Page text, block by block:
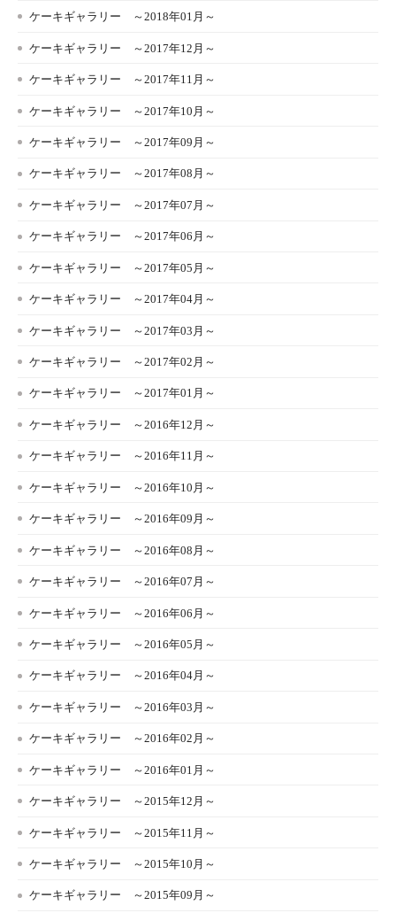
ケーキギャラリー ～2018年01月～
ケーキギャラリー ～2017年12月～
ケーキギャラリー ～2017年11月～
ケーキギャラリー ～2017年10月～
ケーキギャラリー ～2017年09月～
ケーキギャラリー ～2017年08月～
ケーキギャラリー ～2017年07月～
ケーキギャラリー ～2017年06月～
ケーキギャラリー ～2017年05月～
ケーキギャラリー ～2017年04月～
ケーキギャラリー ～2017年03月～
ケーキギャラリー ～2017年02月～
ケーキギャラリー ～2017年01月～
ケーキギャラリー ～2016年12月～
ケーキギャラリー ～2016年11月～
ケーキギャラリー ～2016年10月～
ケーキギャラリー ～2016年09月～
ケーキギャラリー ～2016年08月～
ケーキギャラリー ～2016年07月～
ケーキギャラリー ～2016年06月～
ケーキギャラリー ～2016年05月～
ケーキギャラリー ～2016年04月～
ケーキギャラリー ～2016年03月～
ケーキギャラリー ～2016年02月～
ケーキギャラリー ～2016年01月～
ケーキギャラリー ～2015年12月～
ケーキギャラリー ～2015年11月～
ケーキギャラリー ～2015年10月～
ケーキギャラリー ～2015年09月～